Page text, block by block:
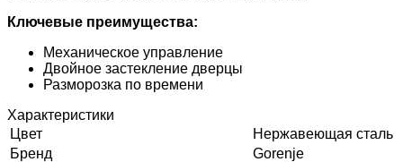
Ключевые преимущества:
Механическое управление
Двойное застекление дверцы
Разморозка по времени
Характеристики
Цвет
Нержавеющая сталь
Бренд
Gorenje